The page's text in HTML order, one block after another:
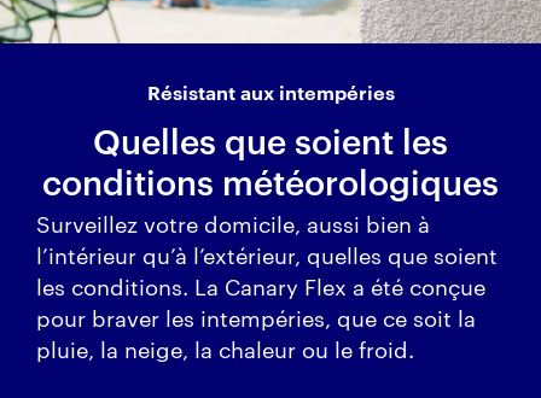
Résistant aux intempéries
Quelles que soient les
conditions météorologiques
Surveillez votre domicile, aussi bien à
l’intérieur qu’à l’extérieur, quelles que soient
les conditions. La Canary Flex a été conçue
pour braver les intempéries, que ce soit la
pluie, la neige, la chaleur ou le froid.